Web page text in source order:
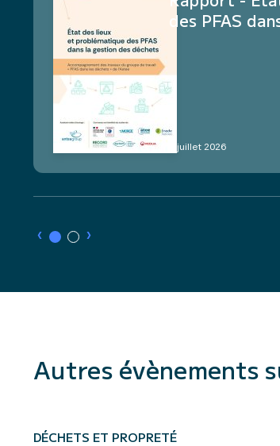
des PFAS
8 juillet 2026
› ›
Autres évènements
DÉCHETS ET PROPRETÉ